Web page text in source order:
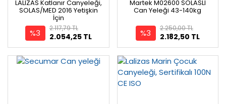
LALIZAS Katlanır Canyeleği,
SOLAS/MED 2016 Yetişkin
İçin
%3 2.054,25 TL
2.117,79 TL
Martek M02600 SOLASLI
Can Yeleği 43-140kg
%3 2.182,50 TL
2.250,00 TL